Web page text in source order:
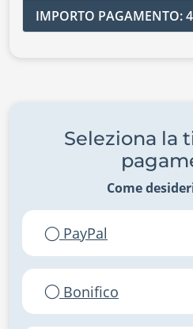
IMPORTO PAGAMENTO:
Seleziona la
Come
PayPal
Bonifico